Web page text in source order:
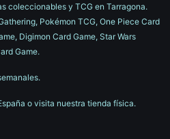
coleccionables y TCG en Tarragona.
Pokémon TCG, One Piece Card
Digimon Card Game, Star Wars
Game.
o visita nuestra tienda física.